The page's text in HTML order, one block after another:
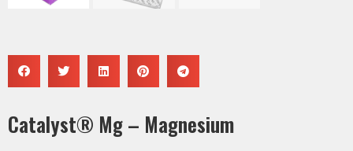
Catalyst® Mg – Magnesium